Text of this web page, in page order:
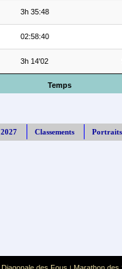
Temps
3h 35:48
02:58:40
3h 14'02
2027 Classements Portraits